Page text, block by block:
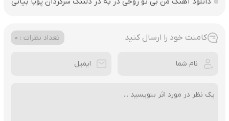
کامنت خود را ارسال کنید تعداد نظرات : 0